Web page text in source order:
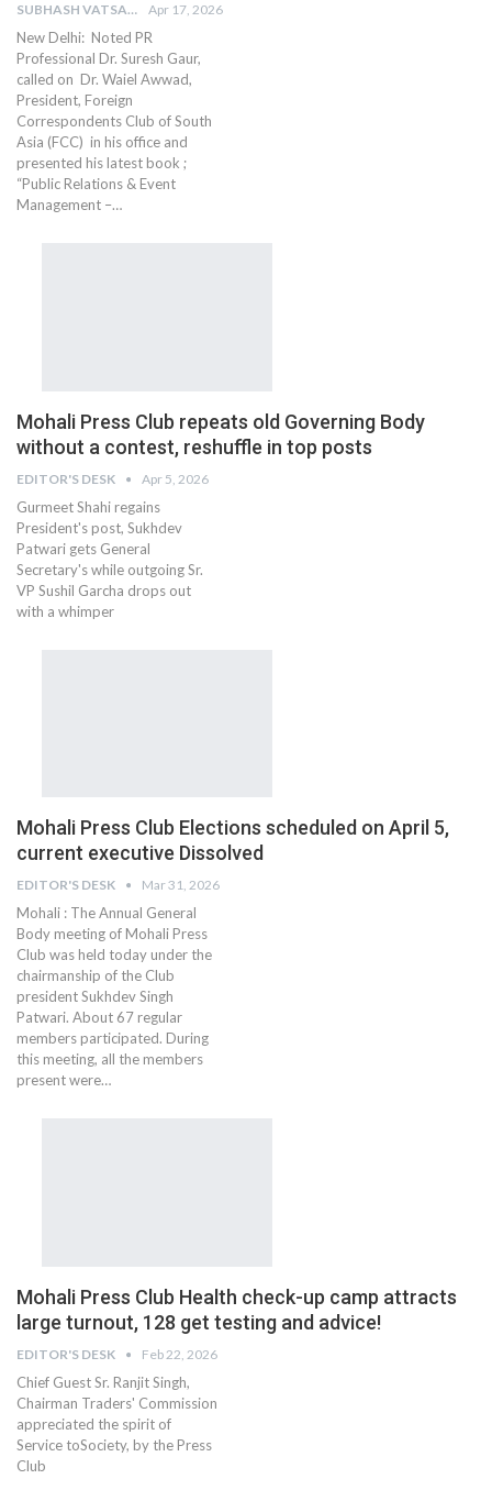
SUBHASH VATSAIN Apr 17, 2026
New Delhi: Noted PR
Professional Dr. Suresh Gaur,
called on Dr. Waiel Awwad,
President, Foreign
Correspondents Club of South
Asia (FCC) in his office and
presented his latest book ;
“Public Relations & Event
Management –…
Mohali Press Club repeats old Governing Body
without a contest, reshuffle in top posts
EDITOR'S DESK Apr 5, 2026
Gurmeet Shahi regains
President's post, Sukhdev
Patwari gets General
Secretary's while outgoing Sr.
VP Sushil Garcha drops out
with a whimper
Mohali Press Club Elections scheduled on April 5,
current executive Dissolved
EDITOR'S DESK Mar 31, 2026
Mohali : The Annual General
Body meeting of Mohali Press
Club was held today under the
chairmanship of the Club
president Sukhdev Singh
Patwari. About 67 regular
members participated. During
this meeting, all the members
present were…
Mohali Press Club Health check-up camp attracts
large turnout, 128 get testing and advice!
EDITOR'S DESK Feb 22, 2026
Chief Guest Sr. Ranjit Singh,
Chairman Traders' Commission
appreciated the spirit of
Service toSociety, by the Press
Club